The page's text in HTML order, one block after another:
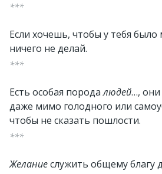
***
Если хочешь, чтобы у тебя было
ничего не делай.
***
Есть особая породалюдей…, они
даже мимо голодного или
чтобы не сказать пошлости.
***
Желаниеслужить общему благу